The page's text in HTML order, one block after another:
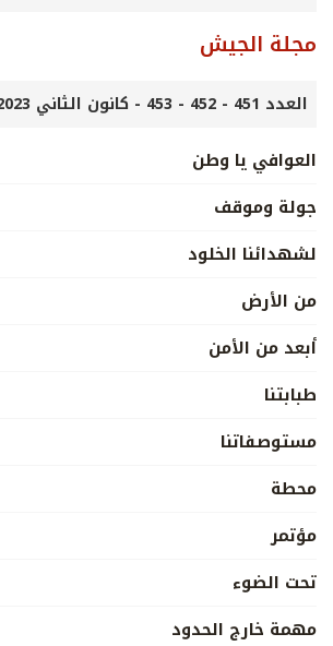
مجلة الجيش
العدد 451 - 452 - 453 - كانون الثاني 2023
العوافي يا وطن
جولة وموقف
لشهدائنا الخلود
من الأرض
أبعد من الأمن
طبابتنا
مستوصفاتنا
محطة
مؤتمر
تحت الضوء
مهمة خارج الحدود